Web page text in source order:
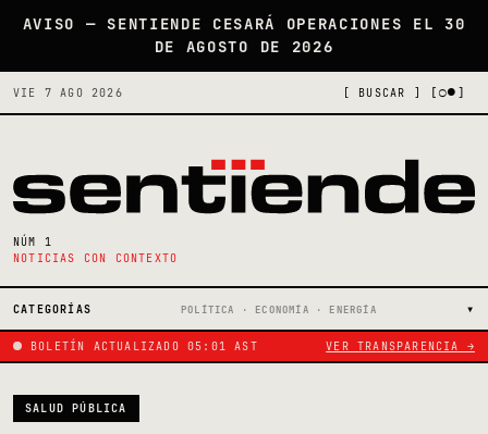
AVISO — SENTIENDE CESARÁ OPERACIONES EL 30
DE AGOSTO DE 2026
VIE 7 AGO 2026 [ BUSCAR ] [○●]
NÚM 1
NOTICIAS CON CONTEXTO
CATEGORÍAS POLÍTICA · ECONOMÍA · ENERGÍA
BOLETÍN ACTUALIZADO 05:01 AST VER TRANSPARENCIA →
SALUD PÚBLICA